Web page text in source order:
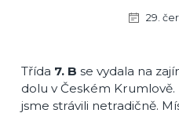
29.
Třída 7. B se vydala na
dolu v Českém
jsme strávili netradičně.